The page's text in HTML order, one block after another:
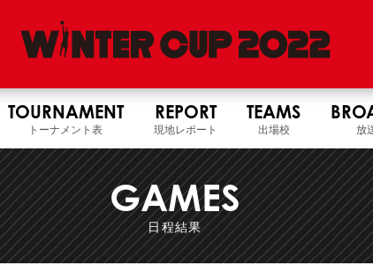
TOURNAMENT
トーナメント表
REPORT
現地レポート
TEAMS
出場校 放
GAMES
日程結果